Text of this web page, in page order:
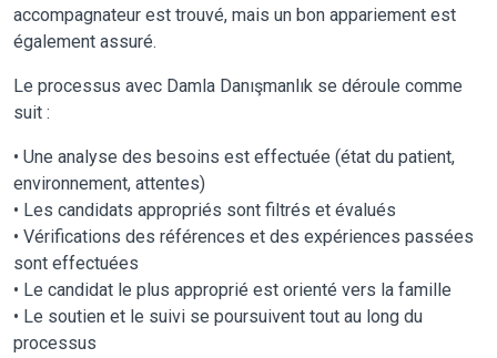
accompagnateur est trouvé, mais un bon appariement est
également assuré.
Le processus avec Damla Danışmanlık se déroule comme
suit :
• Une analyse des besoins est effectuée (état du patient,
environnement, attentes)
• Les candidats appropriés sont filtrés et évalués
• Vérifications des références et des expériences passées
sont effectuées
• Le candidat le plus approprié est orienté vers la famille
• Le soutien et le suivi se poursuivent tout au long du
processus